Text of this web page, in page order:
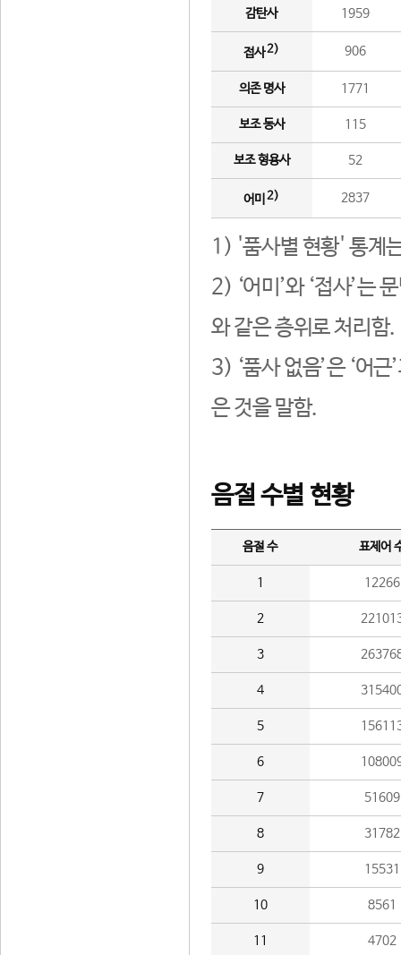
감탄사 1959
접사2) 906
의존 명사 1771
보조 동사 115
보조 형용사 52
어미 2) 2837
1) '품사별 현황' 통계
2) ‘어미’와 ‘접사’는
와 같은 층위로 처리함.
3) ‘품사 없음’은 ‘어
은 것을 말함.
음절 수별 현황
음절 수 표제어
1 12266
2
3
4
5
6
7 51609
8 31782
9 15531
10 8561
11 4702